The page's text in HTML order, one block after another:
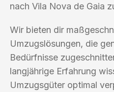
nach Vila Nova de Gaia
Wir bieten dir
Umzugslösungen, die
Bedürfnisse
langjährige Erfahrung
Umzugsgüter optimal